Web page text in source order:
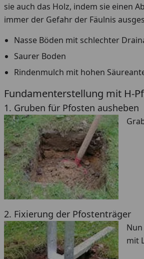
sie auch das Holz, indem sie einen
immer der Gefahr der Fäulnis
Nasse Böden mit schlechter
Saurer Boden
Rindenmulch mit hohen
Fundamenterstellung mit H-
1. Gruben für Pfosten ausheben
2. Fixierung der Pfostenträger
mit